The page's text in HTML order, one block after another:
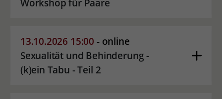
Workshop für Paare
13.10.2026 15:00 - online
Sexualität und Behinderung -
(k)ein Tabu - Teil 2